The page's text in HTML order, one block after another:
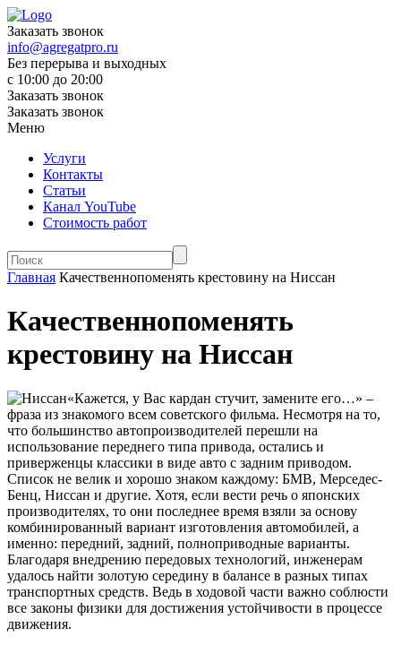
Заказать звонок
info@agregatpro.ru
Без перерыва и выходных
с 10:00 до 20:00
Заказать звонок
Заказать звонок
Меню
Услуги
Контакты
Статьи
Канал YouTube
Стоимость работ
Главная Качественнопоменять крестовину на Ниссан
Качественнопоменять
крестовину на Ниссан
«Кажется, у Вас кардан стучит, замените его…» –
фраза из знакомого всем советского фильма. Несмотря на то,
что большинство автопроизводителей перешли на
использование переднего типа привода, остались и
приверженцы классики в виде авто с задним приводом.
Список не велик и хорошо знаком каждому: БМВ, Мерседес-
Бенц, Ниссан и другие. Хотя, если вести речь о японских
производителях, то они последнее время взяли за основу
комбинированный вариант изготовления автомобилей, а
именно: передний, задний, полноприводные варианты.
Благодаря внедрению передовых технологий, инженерам
удалось найти золотую середину в балансе в разных типах
транспортных средств. Ведь в ходовой части важно соблюсти
все законы физики для достижения устойчивости в процессе
движения.